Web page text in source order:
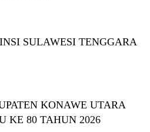
SULAWESI TENGGARA
KONAWE UTARA
KE 80 TAHUN 2026